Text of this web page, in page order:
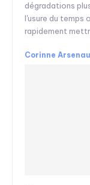
dégradations
l'usure du temps
rapidement
Corinne